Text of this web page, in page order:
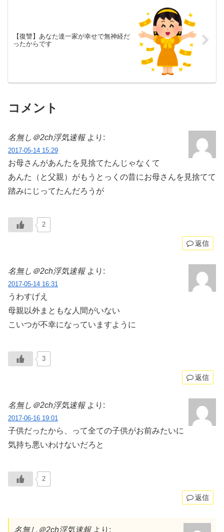
【復讐】あなた達一家が幸せで無神経だ
ったからです
コメント
名無し＠2ch浮気速報 より:
2017-05-14 15:29
お母さんがあんたを見捨てたんじゃなくて
あんた（と父親）がもうとっくの昔にお母さんを見捨てて
踏みにじってたんだろうが
2
返信
名無し＠2ch浮気速報 より:
2017-05-14 16:31
うわすげえ
母親以外まともな人間がいない
こいつが不幸になっていますように
3
返信
名無し＠2ch浮気速報 より:
2017-06-16 19:01
子供だったから、って全ての子供がお前みたいに
気持ち悪いわけないだろと
2
返信
名無し＠2ch浮気速報 より: